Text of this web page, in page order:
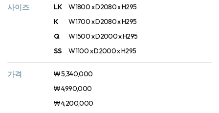
사이즈 LK
W1800 x D2080 x H295
K
W1700 x D2080 x H295
Q
W1500 x D2000 x H295
SS
W1100 x D2000 x H295
가격
₩ 5,340,000
₩ 4,990,000
₩ 4,200,000